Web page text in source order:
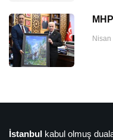
Nisan
İstanbul kabul olmuş